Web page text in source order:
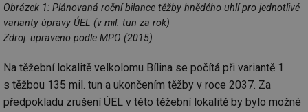
Obrázek 1: Plánovaná roční bilance těžby hnědého uhlí pro jednotlivé
varianty úpravy ÚEL (v mil. tun za rok)
Zdroj: upraveno podle MPO (2015)
Na těžební lokalitě velkolomu Bílina se počítá při variantě 1
s těžbou 135 mil. tun a ukončením těžby v roce 2037. Za
předpokladu zrušení ÚEL v této těžební lokalitě by bylo možné